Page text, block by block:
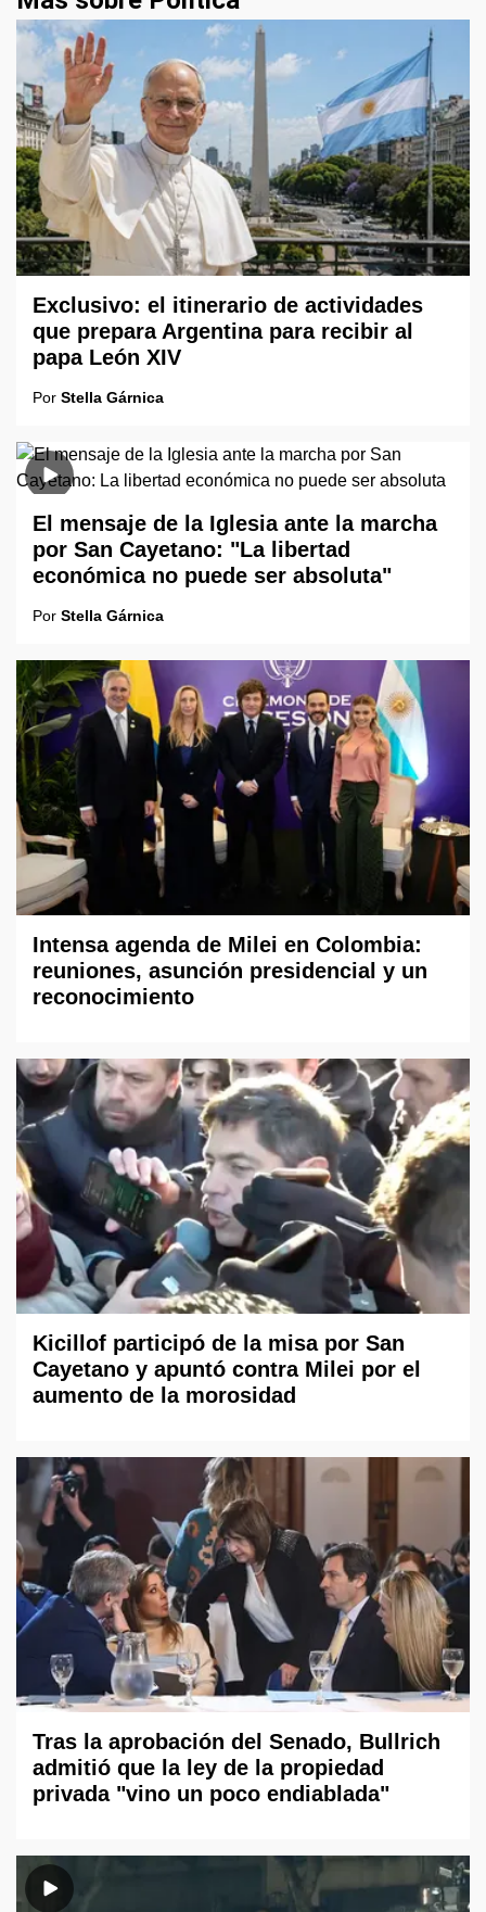
Exclusivo: el itinerario de actividades
que prepara Argentina para recibir al
papa León XIV
Por Stella Gárnica
El mensaje de la Iglesia ante la marcha
por San Cayetano: "La libertad
económica no puede ser absoluta"
Por Stella Gárnica
Intensa agenda de Milei en Colombia:
reuniones, asunción presidencial y un
reconocimiento
Kicillof participó de la misa por San
Cayetano y apuntó contra Milei por el
aumento de la morosidad
Tras la aprobación del Senado, Bullrich
admitió que la ley de la propiedad
privada "vino un poco endiablada"